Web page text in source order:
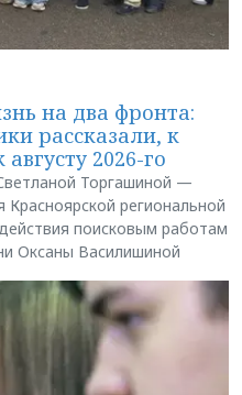
на два фронта:
рассказали, к
2026-го
Торгашиной —
региональной
поисковым работам
Оксаны Василишиной